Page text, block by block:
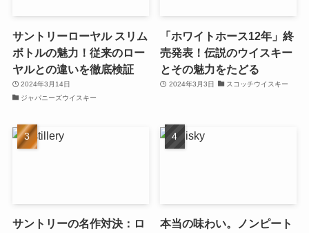
サントリーローヤル スリム
ボトルの魅力！従来のロー
ヤルとの違いを徹底検証
2024年3月14日
ジャパニーズウイスキー
「ホワイトホース12年」終
売発表！伝説のウイスキー
とその魅力をたどる
2024年3月3日 スコッチウイスキー
サントリーの名作対決：ロ
本当の味わい。ノンピート